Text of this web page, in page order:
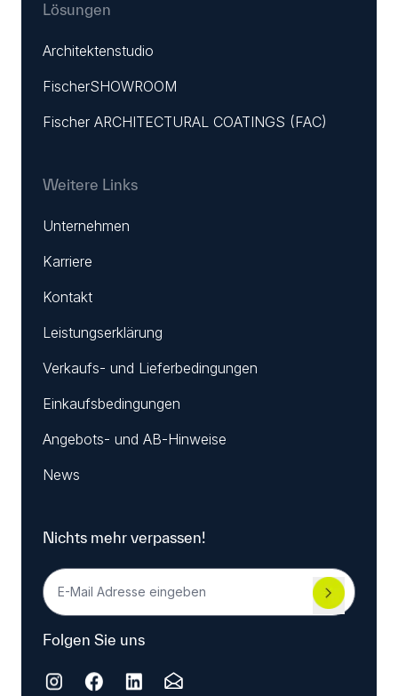
Lösungen
Architektenstudio
FischerSHOWROOM
Fischer ARCHITECTURAL COATINGS (FAC)
Weitere Links
Unternehmen
Karriere
Kontakt
Leistungserklärung
Verkaufs- und Lieferbedingungen
Einkaufsbedingungen
Angebots- und AB-Hinweise
News
Nichts mehr verpassen!
Folgen Sie uns